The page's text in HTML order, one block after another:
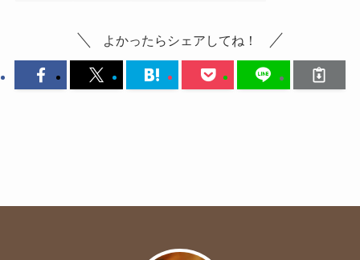
よかったらシェアしてね！